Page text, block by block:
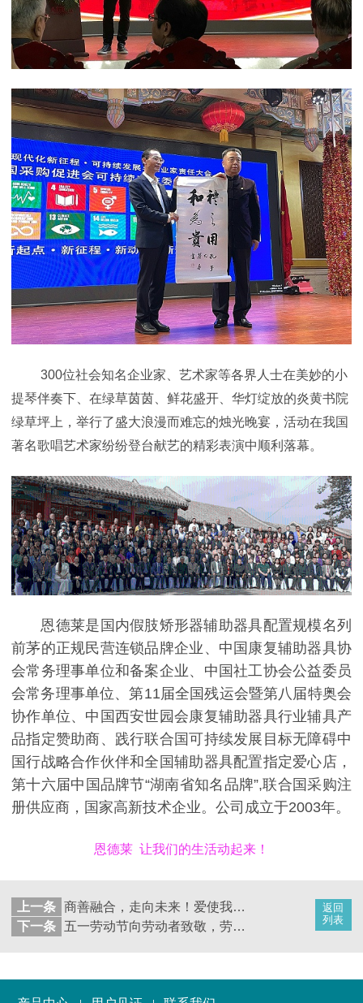
300位社会知名企业家、艺术家等各界人士在美妙的小
提琴伴奏下、在绿草茵茵、鲜花盛开、华灯绽放的炎黄书院
绿草坪上，举行了盛大浪漫而难忘的烛光晚宴，活动在我国
著名歌唱艺术家纷纷登台献艺的精彩表演中顺利落幕。
恩德莱是国内假肢矫形器辅助器具配置规模名列
前茅的正规民营连锁品牌企业、中国康复辅助器具协
会常务理事单位和备案企业、中国社工协会公益委员
会常务理事单位、第11届全国残运会暨第八届特奥会
协作单位、中国西安世园会康复辅助器具行业辅具产
品指定赞助商、践行联合国可持续发展目标无障碍中
国行战略合作伙伴和全国辅助器具配置指定爱心店，
第十六届中国品牌节“湖南省知名品牌”,联合国采购注
册供应商，国家高新技术企业。公司成立于2003年。
恩德莱 让我们的生活动起来！
返回
列表
上一条
商善融合，走向未来！爱使我们走到一起！慈善的馨香点亮京城夜空
下一条
五一劳动节向劳动者致敬，劳动是推动人类社会进步的根本力量